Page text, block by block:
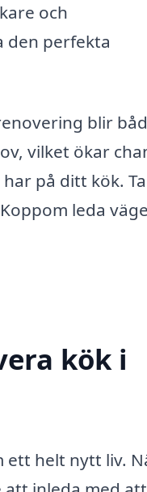
och
perfekta
blir
vilket ökar
på ditt kök. Ta
leda
kök i
ett helt nytt liv.